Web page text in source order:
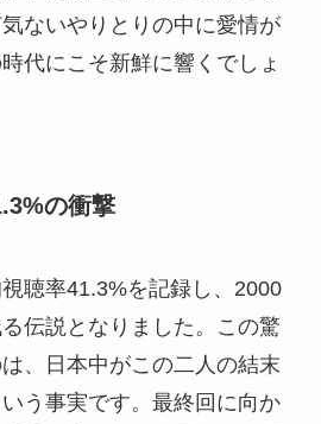
ないやりとりの中に愛情が
代にこそ新鮮に響くでしょ
の衝撃
聴率41.3%を記録し、2000
伝説となりました。この驚
、日本中がこの二人の結末
う事実です。最終回に向か